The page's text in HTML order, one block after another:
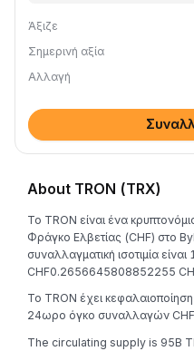
Άξιζε
Σημερινή αξία
Αλλαγή
About TRON (TRX)
Το TRON είναι ένα
Φράγκο Ελβετίας (CHF) στο
συναλλαγματική ισοτιμία είναι
CHF0.2656645808852255
Το TRON έχει
24ωρο όγκο συναλλαγών
The circulating supply is 95B